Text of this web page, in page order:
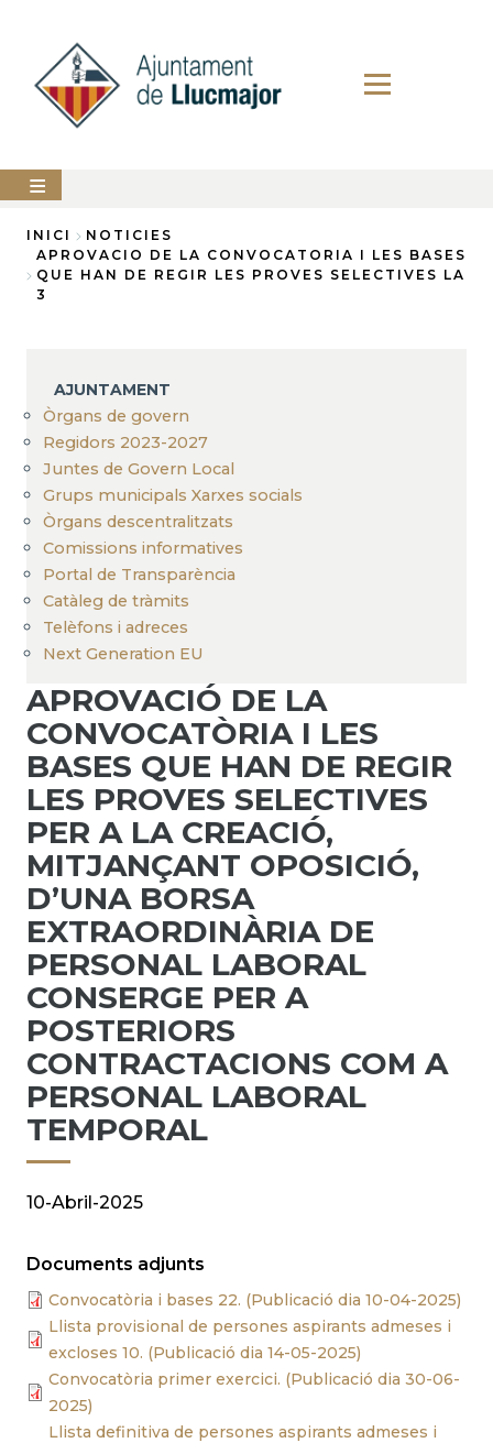
contingut
AJUNTAMENT
LLUCMAJOR
PERFIL
DEL
CONTRACTANT
ANUNCIS
Fil
d'Ariadna
INICI
NOTICIES
APROVACIO DE LA CONVOCATORIA I LES BASES
QUE HAN DE REGIR LES PROVES SELECTIVES LA
3
AJUNTAMENT
Òrgans de govern
Regidors 2023-2027
Juntes de Govern Local
Grups municipals Xarxes socials
Òrgans descentralitzats
Comissions informatives
Portal de Transparència
Catàleg de tràmits
Telèfons i adreces
Next Generation EU
APROVACIÓ DE LA
CONVOCATÒRIA I LES
BASES QUE HAN DE REGIR
LES PROVES SELECTIVES
PER A LA CREACIÓ,
MITJANÇANT OPOSICIÓ,
D’UNA BORSA
EXTRAORDINÀRIA DE
PERSONAL LABORAL
CONSERGE PER A
POSTERIORS
CONTRACTACIONS COM A
PERSONAL LABORAL
TEMPORAL
10-Abril-2025
Documents adjunts
Convocatòria i bases 22. (Publicació dia 10-04-2025)
Llista provisional de persones aspirants admeses i
excloses 10. (Publicació dia 14-05-2025)
Convocatòria primer exercici. (Publicació dia 30-06-
2025)
Llista definitiva de persones aspirants admeses i